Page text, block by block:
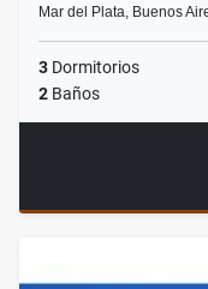
Mar del Plata, Buenos
3 Dormitorios
2 Baños